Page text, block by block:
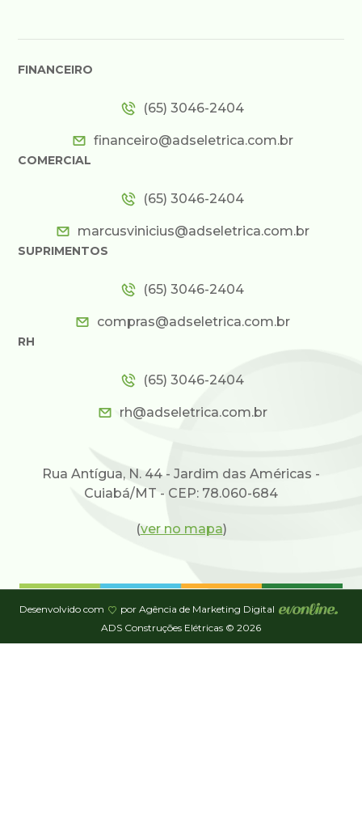
FINANCEIRO
(65) 3046-2404
financeiro@adseletrica.com.br
COMERCIAL
(65) 3046-2404
marcusvinicius@adseletrica.com.br
SUPRIMENTOS
(65) 3046-2404
compras@adseletrica.com.br
RH
(65) 3046-2404
rh@adseletrica.com.br
Rua Antígua, N. 44 - Jardim das Américas -
Cuiabá/MT - CEP: 78.060-684
(ver no mapa)
Desenvolvido com
por Agência de Marketing Digital
ADS Construções Elétricas © 2026